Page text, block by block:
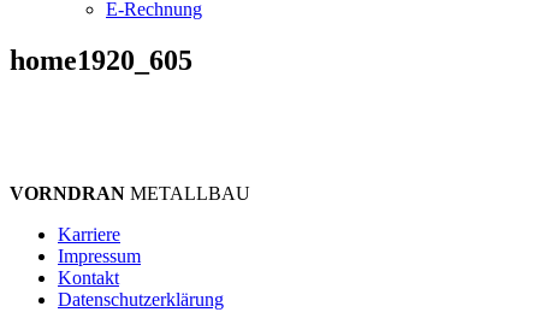
E-Rechnung
home1920_605
VORNDRAN METALLBAU
Karriere
Impressum
Kontakt
Datenschutzerklärung